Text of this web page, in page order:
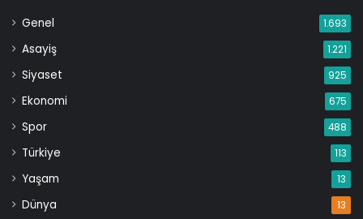
Genel 1.693
Asayiş 1.221
Siyaset 925
Ekonomi 675
Spor 488
Türkiye 113
Yaşam 13
Dünya 13